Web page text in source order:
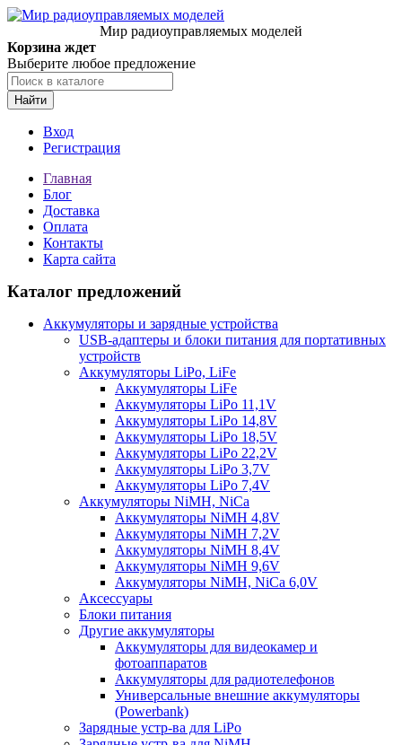
Мир радиоуправляемых моделей
Корзина ждет
Выберите любое предложение
Найти
Вход
Регистрация
Главная
Блог
Доставка
Оплата
Контакты
Карта сайта
Каталог предложений
Аккумуляторы и зарядные устройства
USB-адаптеры и блоки питания для портативных
устройств
Аккумуляторы LiPo, LiFe
Аккумуляторы LiFe
Аккумуляторы LiPo 11,1V
Аккумуляторы LiPo 14,8V
Аккумуляторы LiPo 18,5V
Аккумуляторы LiPo 22,2V
Аккумуляторы LiPo 3,7V
Аккумуляторы LiPo 7,4V
Аккумуляторы NiMH, NiCa
Аккумуляторы NiMH 4,8V
Аккумуляторы NiMH 7,2V
Аккумуляторы NiMH 8,4V
Аккумуляторы NiMH 9,6V
Аккумуляторы NiMH, NiCa 6,0V
Аксессуары
Блоки питания
Другие аккумуляторы
Аккумуляторы для видеокамер и
фотоаппаратов
Аккумуляторы для радиотелефонов
Универсальные внешние аккумуляторы
(Powerbank)
Зарядные устр-ва для LiPo